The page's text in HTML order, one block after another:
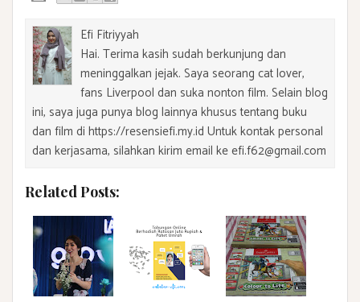
Efi Fitriyyah
Hai. Terima kasih sudah berkunjung dan
meninggalkan jejak. Saya seorang cat lover,
fans Liverpool dan suka nonton film. Selain blog
ini, saya juga punya blog lainnya khusus tentang buku
dan film di https://resensiefi.my.id Untuk kontak personal
dan kerjasama, silahkan kirim email ke efi.f62@gmail.com
Related Posts: